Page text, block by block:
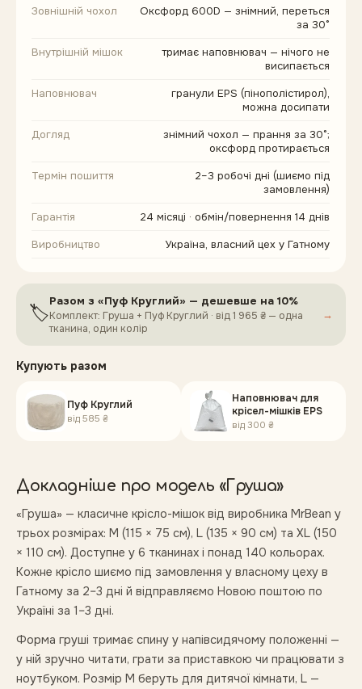
Зовнішній чохол
Оксфорд 600D — знімний, переться
за 30°
Внутрішній мішок
тримає наповнювач — нічого не
висипається
Наповнювач
гранули EPS (пінополістирол),
можна досипати
Догляд
знімний чохол — прання за 30°;
оксфорд протирається
Термін пошиття
2–3 робочі дні (шиємо під
замовлення)
Гарантія
24 місяці · обмін/повернення 14 днів
Виробництво
Україна, власний цех у Гатному
🏷️
Разомз «Пуф Круглий» — дешевше на 10%
Комплект: Груша + Пуф Круглий · від1 965 ₴ — одна
тканина, один колір
→
Купують разом
Пуф Круглий
від585 ₴
Наповнювач для
крісел-мішків EPS
від 300 ₴
Докладніше про модель «Груша»
«Груша» — класичне крісло-мішок від виробника MrBean у
трьох розмірах: M (115 × 75 см), L (135 × 90 см) та XL (150
× 110 см). Доступне у 6 тканинах і понад 140 кольорах.
Кожне крісло шиємо під замовлення у власному цеху в
Гатному за 2–3 дні й відправляємо Новою поштою по
Україні за 1–3 дні.
Форма груші тримає спину у напівсидячому положенні —
у ній зручно читати, грати за приставкою чи працювати з
ноутбуком. Розмір M беруть для дитячої кімнати, L —